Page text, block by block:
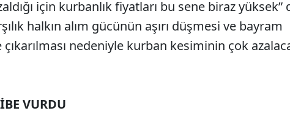
için kurbanlık fiyatları bu sene biraz yüksek”
halkın alım gücünün aşırı düşmesi ve bayram
nedeniyle kurban kesiminin çok
VURDU